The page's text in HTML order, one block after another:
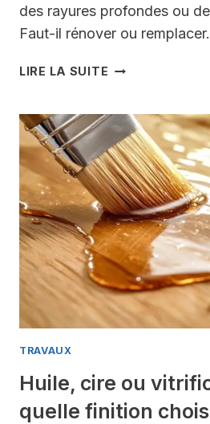
des rayures profondes ou
Faut-il rénover ou
LIRE LA SUITE FAUT-
OU
REMPLACER
UN
PARQUET
ABÎMÉ
?
LE
GUIDE
POUR
DÉCIDER
SANS
REGRET
TRAVAUX
Huile, cire ou
quelle finition